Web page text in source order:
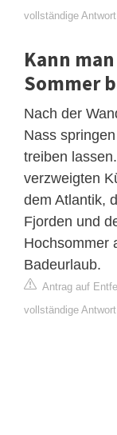
vollständige
Kann
Sommer
Nach der
Nass
treiben
verzweigten
dem Atlantik,
Fjorden und
Hochsommer
Badeurlaub.
Antrag auf
vollständige